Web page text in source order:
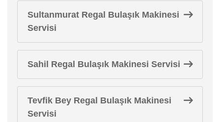
Sultanmurat Regal Bulaşık Makinesi
Servisi
Sahil Regal Bulaşık Makinesi Servisi
Tevfik Bey Regal Bulaşık Makinesi
Servisi